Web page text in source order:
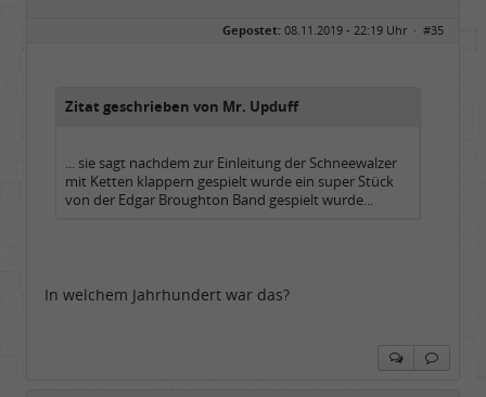
Gepostet: 08.11.2019 - 22:19 Uhr · #35
Zitat geschrieben von Mr. Upduff
... sie sagt nachdem zur Einleitung der Schneewalzer
mit Ketten klappern gespielt wurde ein super Stück
von der Edgar Broughton Band gespielt wurde...
In welchem Jahrhundert war das?